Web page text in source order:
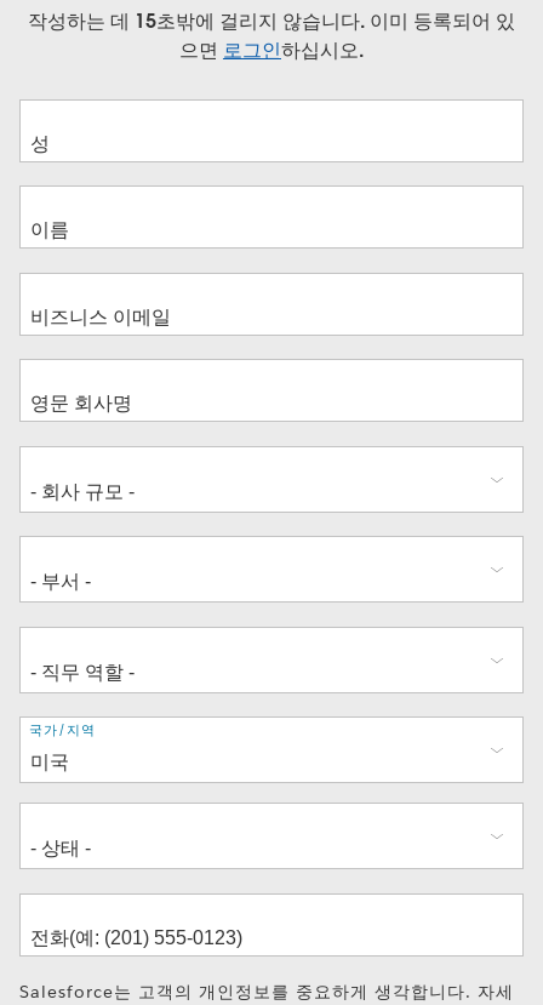
작성하는 데 15초밖에 걸리지 않습니다. 이미 등록되어 있
으면 로그인하십시오.
주
소
국가/지역
Salesforce는 고객의 개인정보를 중요하게 생각합니다. 자세